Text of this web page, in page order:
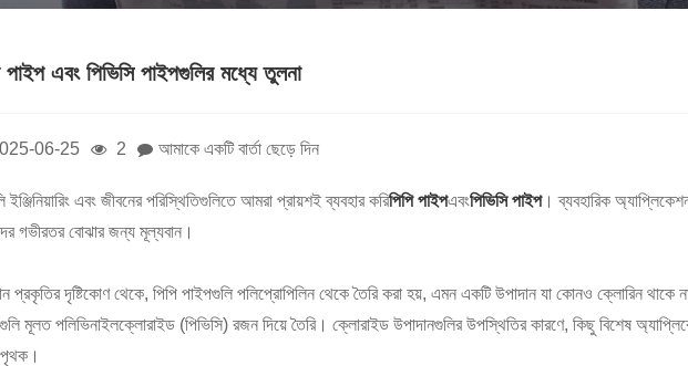
পাইপ এবং পিভিসি পাইপগুলির মধ্যে তুলনা
06-25 2 আমাকে একটি বার্তা ছেড়ে দিন
ইঞ্জিনিয়ারিং এবং জীবনের পরিস্থিতিগুলিতে আমরা প্রায়শই ব্যবহার করিপিপি পাইপএবংপিভিসি পাইপ। ব্যবহারিক
গভীরতর বোঝার জন্য মূল্যবান।
প্রকৃতির দৃষ্টিকোণ থেকে, পিপি পাইপগুলি পলিপ্রোপিলিন থেকে তৈরি করা হয়, এমন একটি উপাদান যা কোনও ক্লোরিন থাকে
মূলত পলিভিনাইলক্লোরাইড (পিভিসি) রজন দিয়ে তৈরি। ক্লোরাইড উপাদানগুলির উপস্থিতির কারণে, কিছু বিশেষ
পৃথক।